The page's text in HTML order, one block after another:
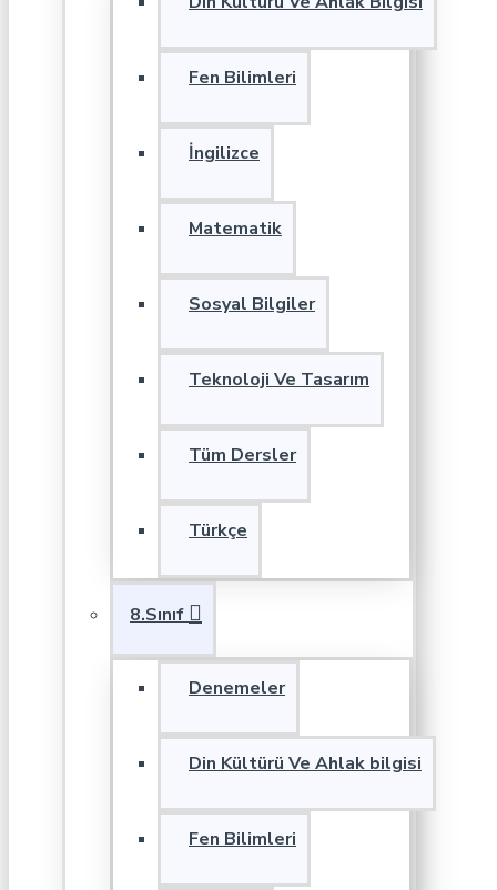
Fen Bilimleri
İngilizce
Matematik
Sosyal Bilgiler
Teknoloji Ve Tasarım
Tüm Dersler
Türkçe
8.Sınıf
Denemeler
Din Kültürü Ve Ahlak bilgisi
Fen Bilimleri